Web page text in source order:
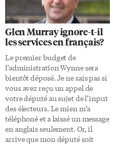
avait au Haut-Canada une
atmosphère de victoires un peu
faciles, alors que la vraie guerre
se déroulait contre Napoléon en
Europe. Les Britanniques ont la
maîtrise des Grands Lacs, c’est
une bonne année pour eux»,
explique Danièle Caloz.
«Militairement et
humainement parlant, l’année
1813 sera […]
Glen Murray ignore-t-il
les services en français?
Le premier budget de
l’administration Wynne sera
bientôt déposé. Je ne sais pas si
vous avez reçu un appel de
votre député au sujet de l’input
des électeurs. Le mien m’a
téléphoné et a laissé un message
en anglais seulement. Or, il
arrive que mon député soit